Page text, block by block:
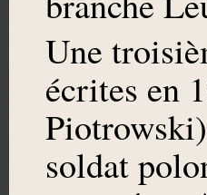
Une
écrites en
soldat